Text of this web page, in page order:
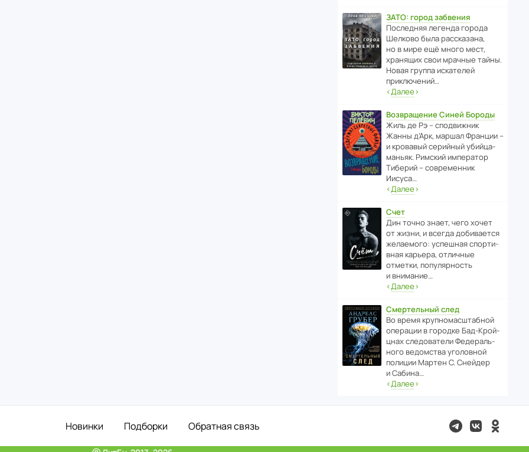
ЗАТО: город забвения
После­дняя легенда города
Шелково была расска­зана,
но в мире ещё много мест,
хранящих свои мрачные тайны.
Новая группа иска­телей
приключений…
‹Далее›
Возвращение Синей Бороды
Жиль де Рэ – спод­ви­жник
Жанны д’Арк, маршал Франции –
и кровавый серийный убийца-
маньяк. Римский импе­ратор
Тиберий – совре­менник
Иисуса…
‹Далее›
Счет
Дин точно знает, чего хочет
от жизни, и всегда доби­ва­ется
жела­е­мого: успе­шная спор­ти­
вная карьера, отли­чные
отметки, попу­ля­р­ность
и внимание…
‹Далее›
Смертельный след
Во время круп­но­мас­ш­та­бной
операции в городке Бад‑Крой­
цнах следо­ва­тели Феде­раль­
ного ведомства уголо­вной
полиции Мартен С. Снейдер
и Сабина…
‹Далее›
Новинки Подборки Обратная связь